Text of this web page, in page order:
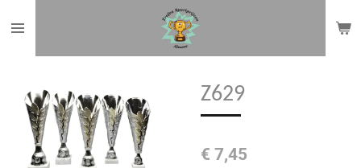
direct
hoofdinhoud
Z629
€ 7,45